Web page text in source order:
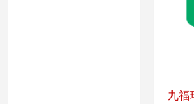
九福